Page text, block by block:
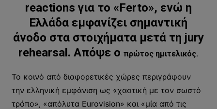
reactions για το «Ferto», ενώ η
Ελλάδα εμφανίζει σημαντική
άνοδο στα στοιχήματα μετά τη jury
rehearsal. Απόψε οπρώτος ημιτελικός.
To κοινό από διαφορετικές χώρες περιγράφουν
την ελληνική εμφάνιση ως «χαοτική με τον σωστό
τρόπο», «απόλυτα Eurovision» και «μία από τις